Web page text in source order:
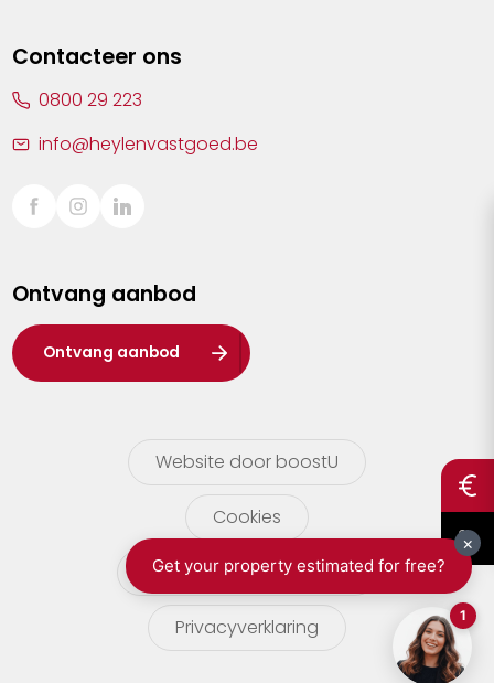
Sint-Truiden
Waasland
Wuustwezel
Zoersel
Contacteer ons
0800 29 223
info@heylenvastgoed.be
Ontvang aanbod
Ontvang aanbod
Website door boostU
Cookies
gebruikersvoorwaarden
Privacyverklaring